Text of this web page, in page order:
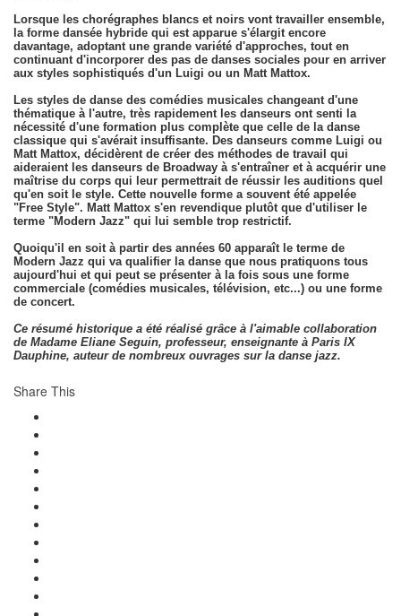
Lorsque les chorégraphes blancs et noirs vont travailler ensemble,
la forme dansée hybride qui est apparue s'élargit encore
davantage, adoptant une grande variété d'approches, tout en
continuant d'incorporer des pas de danses sociales pour en arriver
aux styles sophistiqués d'un Luigi ou un Matt Mattox.
Les styles de danse des comédies musicales changeant d'une
thématique à l'autre, très rapidement les danseurs ont senti la
nécessité d'une formation plus complète que celle de la danse
classique qui s'avérait insuffisante. Des danseurs comme Luigi ou
Matt Mattox, décidèrent de créer des méthodes de travail qui
aideraient les danseurs de Broadway à s'entraîner et à acquérir une
maîtrise du corps qui leur permettrait de réussir les auditions quel
qu'en soit le style. Cette nouvelle forme a souvent été appelée
"Free Style". Matt Mattox s'en revendique plutôt que d'utiliser le
terme "Modern Jazz" qui lui semble trop restrictif.
Quoiqu'il en soit à partir des années 60 apparaît le terme de
Modern Jazz qui va qualifier la danse que nous pratiquons tous
aujourd'hui et qui peut se présenter à la fois sous une forme
commerciale (comédies musicales, télévision, etc...) ou une forme
de concert.
Ce résumé historique a été réalisé grâce à l'aimable collaboration
de Madame Eliane Seguin, professeur, enseignante à Paris IX
Dauphine, auteur de nombreux ouvrages sur la danse jazz.
Share This